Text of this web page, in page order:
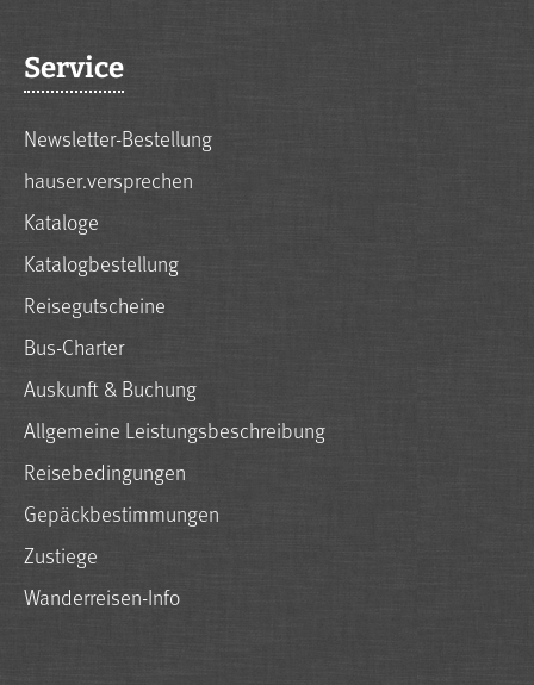
Service
Newsletter-Bestellung
hauser.versprechen
Kataloge
Katalogbestellung
Reisegutscheine
Bus-Charter
Auskunft & Buchung
Allgemeine Leistungsbeschreibung
Reisebedingungen
Gepäckbestimmungen
Zustiege
Wanderreisen-Info